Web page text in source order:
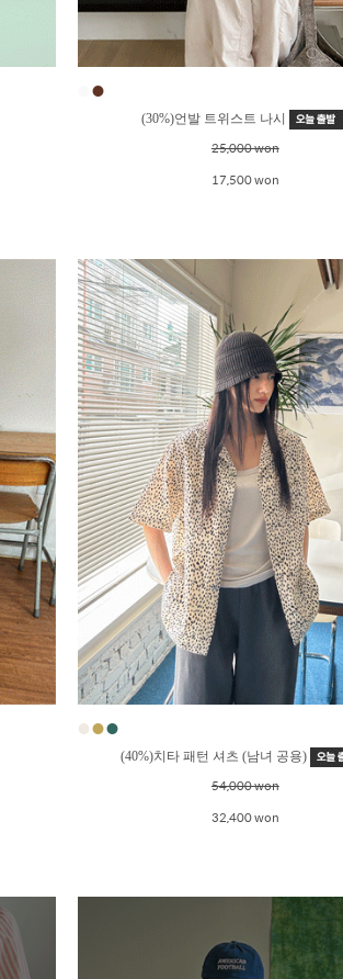
●
(30%)언발 트위스트 나시
25,000 won
17,500 won
●●●
(40%)치타 패턴 셔츠 (남녀 공용)
54,000 won
32,400 won